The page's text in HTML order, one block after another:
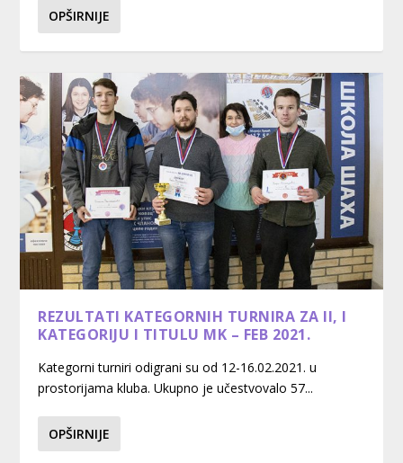
OPŠIRNIJE
REZULTATI KATEGORNIH TURNIRA ZA II, I
KATEGORIJU I TITULU MK – FEB 2021.
Kategorni turniri odigrani su od 12-16.02.2021. u
prostorijama kluba. Ukupno je učestvovalo 57...
OPŠIRNIJE